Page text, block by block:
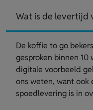
Wat is de levertijd
De koffie to go
gesproken binnen 10
digitale voorbeeld
ons weten, want ook
spoedlevering is in